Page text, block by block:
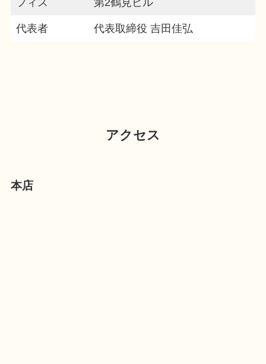
フィス 第2鶴見ビル
代表者 代表取締役 吉田佳弘
アクセス
本店